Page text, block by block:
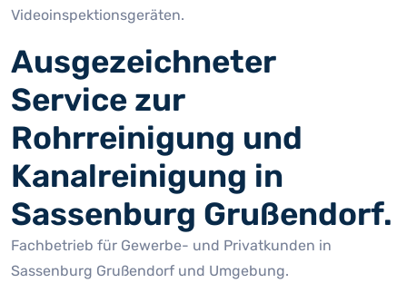
Videoinspektionsgeräten.
Ausgezeichneter
Service zur
Rohrreinigung und
Kanalreinigung in
Sassenburg Grußendorf.
Fachbetrieb für Gewerbe- und Privatkunden in
Sassenburg Grußendorf und Umgebung.